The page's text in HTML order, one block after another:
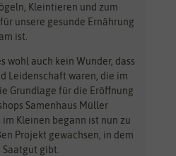
Kleintieren und zum
unsere gesunde Ernährung
ist.
wohl auch kein Wunder, dass
Leidenschaft waren, die im
Grundlage für die Eröffnung
Samenhaus Müller
im Kleinen begann ist nun zu
Projekt gewachsen, in dem
Saatgut gibt.